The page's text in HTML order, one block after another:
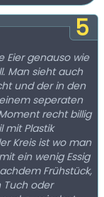
5
Eier genauso wie
Man sieht auch
und der in den
seperaten
recht billig
mit Plastik
Kreis ist wo man
ein wenig Essig
Frühstück,
Tuch oder